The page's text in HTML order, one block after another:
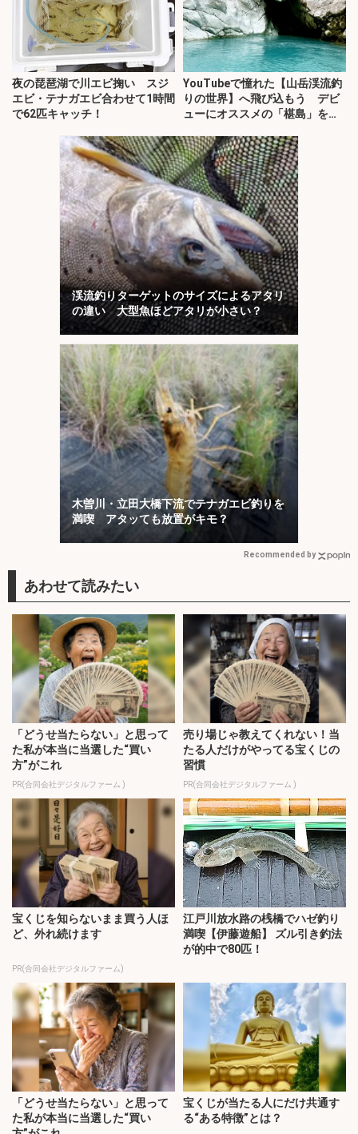
夜の琵琶湖で川エビ掬い スジ
エビ・テナガエビ合わせて1時間
で62匹キャッチ！
YouTubeで憧れた【山岳渓流釣
りの世界】へ飛び込もう デビ
ューにオススメの「椹島」を紹
渓流釣りターゲットのサイズによるアタリ
の違い 大型魚ほどアタリが小さい？
木曽川・立田大橋下流でテナガエビ釣りを
満喫 アタッても放置がキモ？
Recommended by
「どうせ当たらない」と思って
た私が本当に当選した“買い
方”がこれ
PR(合同会社デジタルファーム )
売り場じゃ教えてくれない！当
たる人だけがやってる宝くじの
習慣
PR(合同会社デジタルファーム )
宝くじを知らないまま買う人ほ
ど、外れ続けます
PR(合同会社デジタルファーム)
江戸川放水路の桟橋でハゼ釣り
満喫【伊藤遊船】 ズル引き釣法
が的中で80匹！
「どうせ当たらない」と思って
た私が本当に当選した“買い
宝くじが当たる人にだけ共通す
る“ある特徴”とは？